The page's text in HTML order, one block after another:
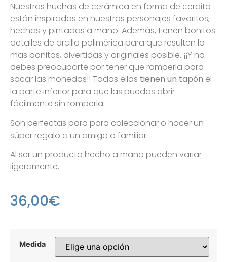
Nuestras huchas de cerámica en forma de cerdito
están inspiradas en nuestros personajes favoritos,
hechas y pintadas a mano. Además, tienen bonitos
detalles de arcilla polimérica para que resulten lo
mas bonitas, divertidas y originales posible. ¡¡Y no
debes preocuparte por tener que romperla para
sacar las monedas!! Todas ellas tienen un tapón el
la parte inferior para que las puedas abrir
fácilmente sin romperla.
Son perfectas para para coleccionar o hacer un
súper regalo a un amigo o familiar.
Al ser un producto hecho a mano pueden variar
ligeramente.
36,00€
Medida